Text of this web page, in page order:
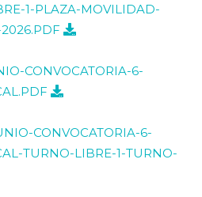
1-PLAZA-MOVILIDAD-
CONVOCATORIA-6-
CONVOCATORIA-6-
TURNO-LIBRE-1-TURNO-